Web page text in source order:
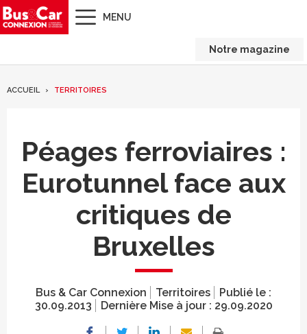
MENU
Notre magazine
ACCUEIL TERRITOIRES
Péages ferroviaires :
Eurotunnel face aux
critiques de
Bruxelles
Bus & Car Connexion Territoires
Publié le :
30.09.2013
Dernière Mise à jour : 29.09.2020